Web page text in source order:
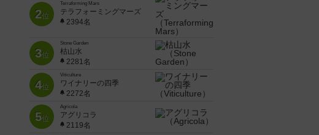
2位
Terraforming Mars
テラフォーミングマーズ
2394名
3位
Stone Garden
枯山水
2281名
4位
Viticulture
ワイナリーの四季
2272名
5位
Agricola
アグリコラ
2119名